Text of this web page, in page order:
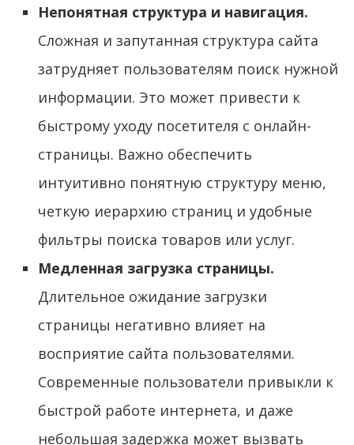
Непонятная структура и навигация.
Сложная и запутанная структура сайта
затрудняет пользователям поиск нужной
информации. Это может привести к
быстрому уходу посетителя с онлайн-
страницы. Важно обеспечить
интуитивно понятную структуру меню,
четкую иерархию страниц и удобные
фильтры поиска товаров или услуг.
Медленная загрузка страницы.
Длительное ожидание загрузки
страницы негативно влияет на
восприятие сайта пользователями.
Современные пользователи привыкли к
быстрой работе интернета, и даже
небольшая задержка может вызвать